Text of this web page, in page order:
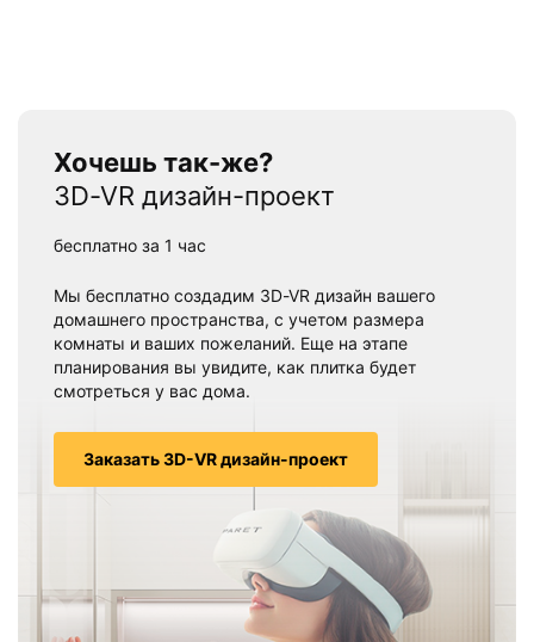
Хочешь так-же?
3D-VR дизайн-проект
бесплатно за 1 час
Мы бесплатно создадим 3D-VR дизайн вашего
домашнего пространства, с учетом размера
комнаты и ваших пожеланий. Еще на этапе
планирования вы увидите, как плитка будет
смотреться у вас дома.
Заказать 3D-VR дизайн-проект